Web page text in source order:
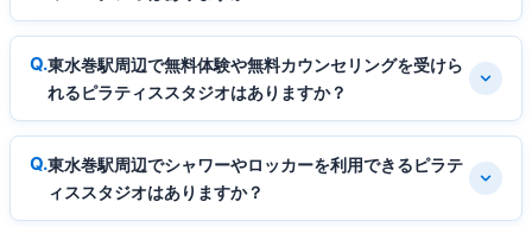
東水巻駅周辺で無料体験や無料カウンセリングを受けら
れるピラティススタジオはありますか？
東水巻駅周辺でシャワーやロッカーを利用できるピラテ
ィススタジオはありますか？